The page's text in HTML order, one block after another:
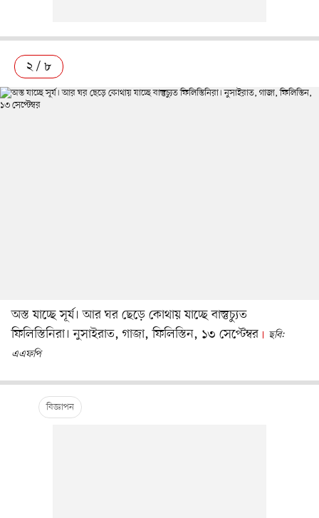
২ / ৮
অস্ত যাচ্ছে সূর্য। আর ঘর ছেড়ে কোথায় যাচ্ছে বাস্তুচ্যুত
ফিলিস্তিনিরা। নুসাইরাত, গাজা, ফিলিস্তিন, ১৩ সেপ্টেম্বর
ছবি:
এএফপি